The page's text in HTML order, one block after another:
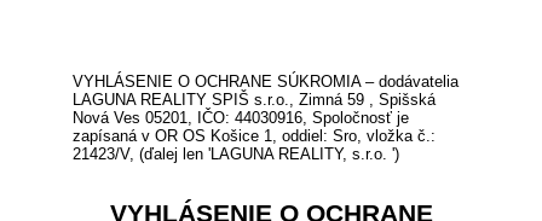
VYHLÁSENIE O OCHRANE SÚKROMIA – dodávatelia
LAGUNA REALITY SPIŠ s.r.o., Zimná 59 , Spišská
Nová Ves 05201, IČO: 44030916, Spoločnosť je
zapísaná v OR OS Košice 1, oddiel: Sro, vložka č.:
21423/V, (ďalej len 'LAGUNA REALITY, s.r.o. ')
VYHLÁSENIE O OCHRANE